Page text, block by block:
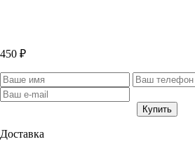
450 ₽
Доставка